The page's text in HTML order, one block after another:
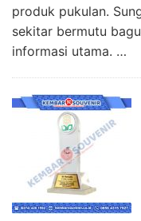
produk pukulan.
sekitar bermutu
informasi utama. …